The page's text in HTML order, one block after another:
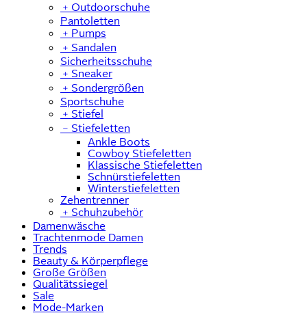
﹢ Outdoorschuhe
Pantoletten
﹢ Pumps
﹢ Sandalen
Sicherheitsschuhe
﹢ Sneaker
﹢ Sondergrößen
Sportschuhe
﹢ Stiefel
﹣ Stiefeletten
Ankle Boots
Cowboy Stiefeletten
Klassische Stiefeletten
Schnürstiefeletten
Winterstiefeletten
Zehentrenner
﹢ Schuhzubehör
Damenwäsche
Trachtenmode Damen
Trends
Beauty & Körperpflege
Große Größen
Qualitätssiegel
Sale
Mode-Marken